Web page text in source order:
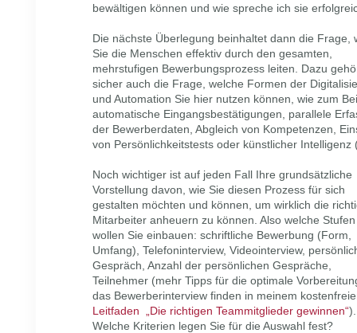
bewältigen können und wie spreche ich sie
Die nächste Überlegung beinhaltet dann die Frage,
Sie die Menschen effektiv durch den gesamten,
mehrstufigen Bewerbungsprozess leiten. Dazu
sicher auch die Frage, welche Formen der
und Automation Sie hier nutzen können, wie zum
automatische Eingangsbestätigungen, parallele
der Bewerberdaten, Abgleich von Kompetenzen,
von Persönlichkeitstests oder künstlicher Intelligenz
Noch wichtiger ist auf jeden Fall Ihre grundsätzliche
Vorstellung davon, wie Sie diesen Prozess für sich
gestalten möchten und können, um wirklich die
Mitarbeiter anheuern zu können. Also welche Stufen
wollen Sie einbauen: schriftliche Bewerbung (Form,
Umfang), Telefoninterview, Videointerview,
Gespräch, Anzahl der persönlichen Gespräche,
Teilnehmer (mehr Tipps für die optimale
das Bewerberinterview finden in meinem
Leitfaden „Die richtigen Teammitglieder gewinnen“).
Welche Kriterien legen Sie für die Auswahl fest?